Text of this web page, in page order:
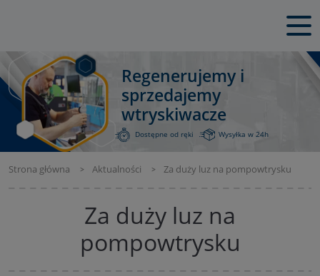
Regenerujemy i
sprzedajemy
wtryskiwacze
Dostępne od ręki Wysyłka w 24h
Strona główna Aktualności Za duży luz na pompowtrysku
Za duży luz na
pompowtrysku